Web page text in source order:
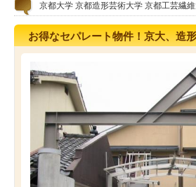
京都大学 京都造形芸術大学 京都工芸繊
お得なセパレート物件！京大、造